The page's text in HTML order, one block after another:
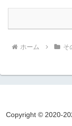
ホーム そ
Copyright © 2020-